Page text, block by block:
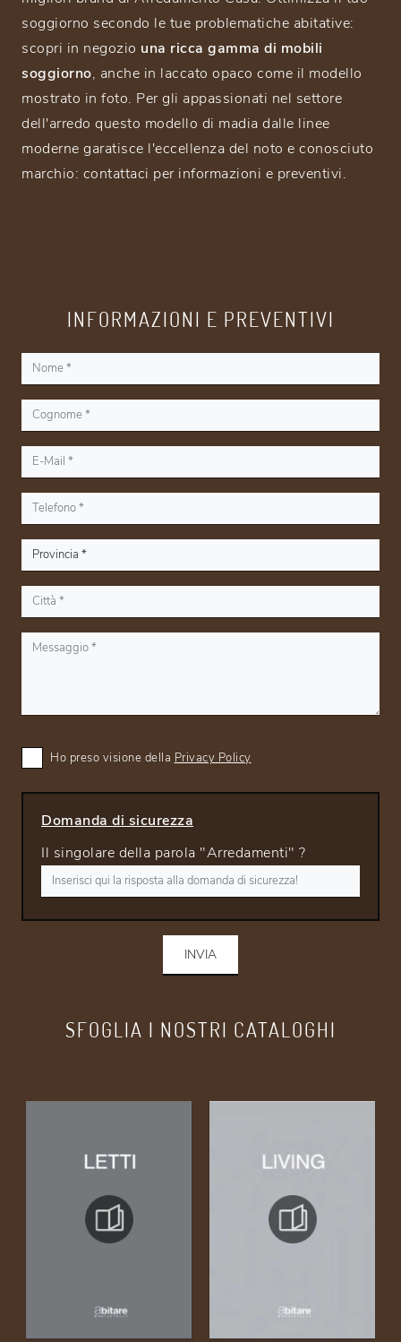
soggiorno secondo le tue problematiche abitative:
scopri in negozio una ricca gamma di mobili
soggiorno, anche in laccato opaco come il modello
mostrato in foto. Per gli appassionati nel settore
dell'arredo questo modello di madia dalle linee
moderne garatisce l'eccellenza del noto e conosciuto
marchio: contattaci per informazioni e preventivi.
SFOGLIA I NOSTRI CATALOGHI
INFORMAZIONI E PREVENTIVI
Ho preso visione della Privacy Policy
Domanda di sicurezza
Il singolare della parola "Arredamenti" ?
INVIA